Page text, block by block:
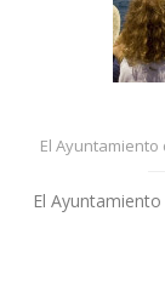
El
El